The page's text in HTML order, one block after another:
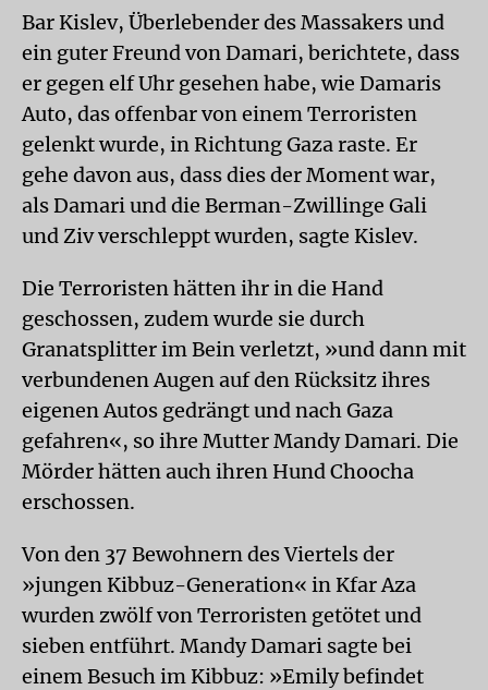
Bar Kislev, Überlebender des Massakers und
ein guter Freund von Damari, berichtete, dass
er gegen elf Uhr gesehen habe, wie Damaris
Auto, das offenbar von einem Terroristen
gelenkt wurde, in Richtung Gaza raste. Er
gehe davon aus, dass dies der Moment war,
als Damari und die Berman-Zwillinge Gali
und Ziv verschleppt wurden, sagte Kislev.
Die Terroristen hätten ihr in die Hand
geschossen, zudem wurde sie durch
Granatsplitter im Bein verletzt, »und dann mit
verbundenen Augen auf den Rücksitz ihres
eigenen Autos gedrängt und nach Gaza
gefahren«, so ihre Mutter Mandy Damari. Die
Mörder hätten auch ihren Hund Choocha
erschossen.
Von den 37 Bewohnern des Viertels der
»jungen Kibbuz-Generation« in Kfar Aza
wurden zwölf von Terroristen getötet und
sieben entführt. Mandy Damari sagte bei
einem Besuch im Kibbuz: »Emily befindet